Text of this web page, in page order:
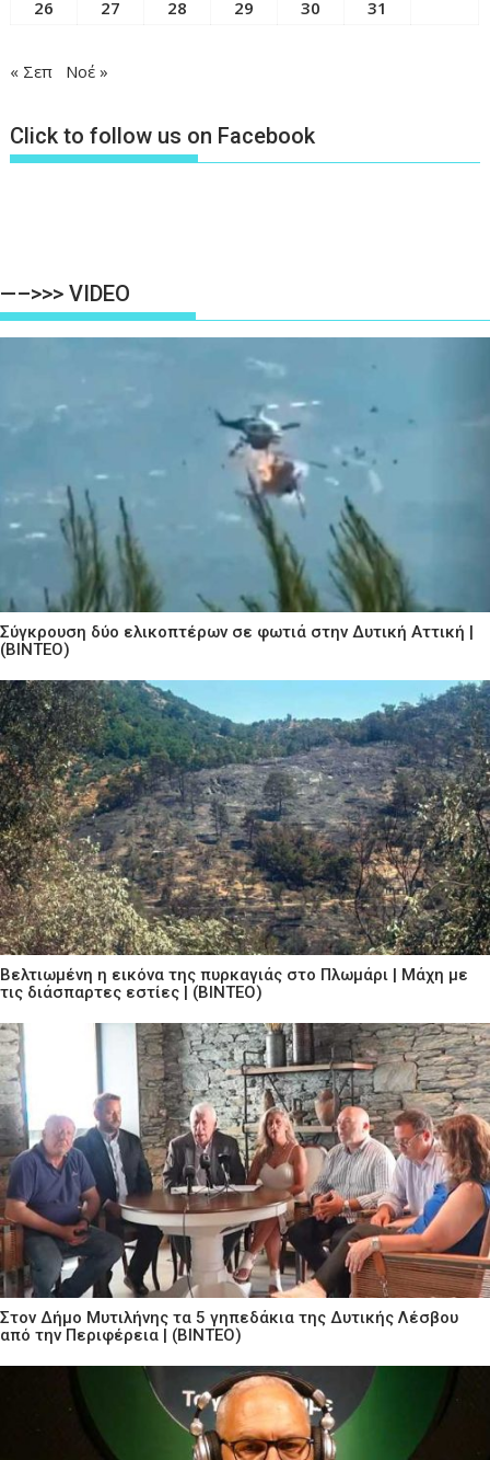
26
27 28 29 30 31
« Σεπ Νοέ »
Click to follow us on Facebook
—–>>> VIDEO
Σύγκρουση δύο ελικοπτέρων σε φωτιά στην Δυτική Αττική |
(ΒΙΝΤΕΟ)
Βελτιωμένη η εικόνα της πυρκαγιάς στο Πλωμάρι | Μάχη με
τις διάσπαρτες εστίες | (ΒΙΝΤΕΟ)
Στον Δήμο Μυτιλήνης τα 5 γηπεδάκια της Δυτικής Λέσβου
από την Περιφέρεια | (ΒΙΝΤΕΟ)